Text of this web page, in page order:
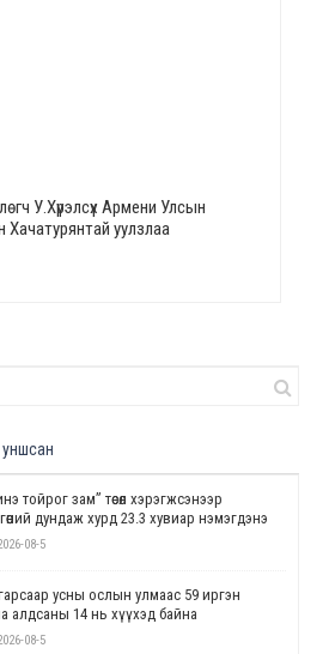
У.Хүрэлсүх Армени Улсын
Хачатурянтай уулзлаа
тойрог зам” төсөл хэрэгжсэнээр
дундаж хурд 23.3 хувиар нэмэгдэнэ
08-5
усны ослын улмаас 59 иргэн
алдсаны 14 нь хүүхэд байна
08-5